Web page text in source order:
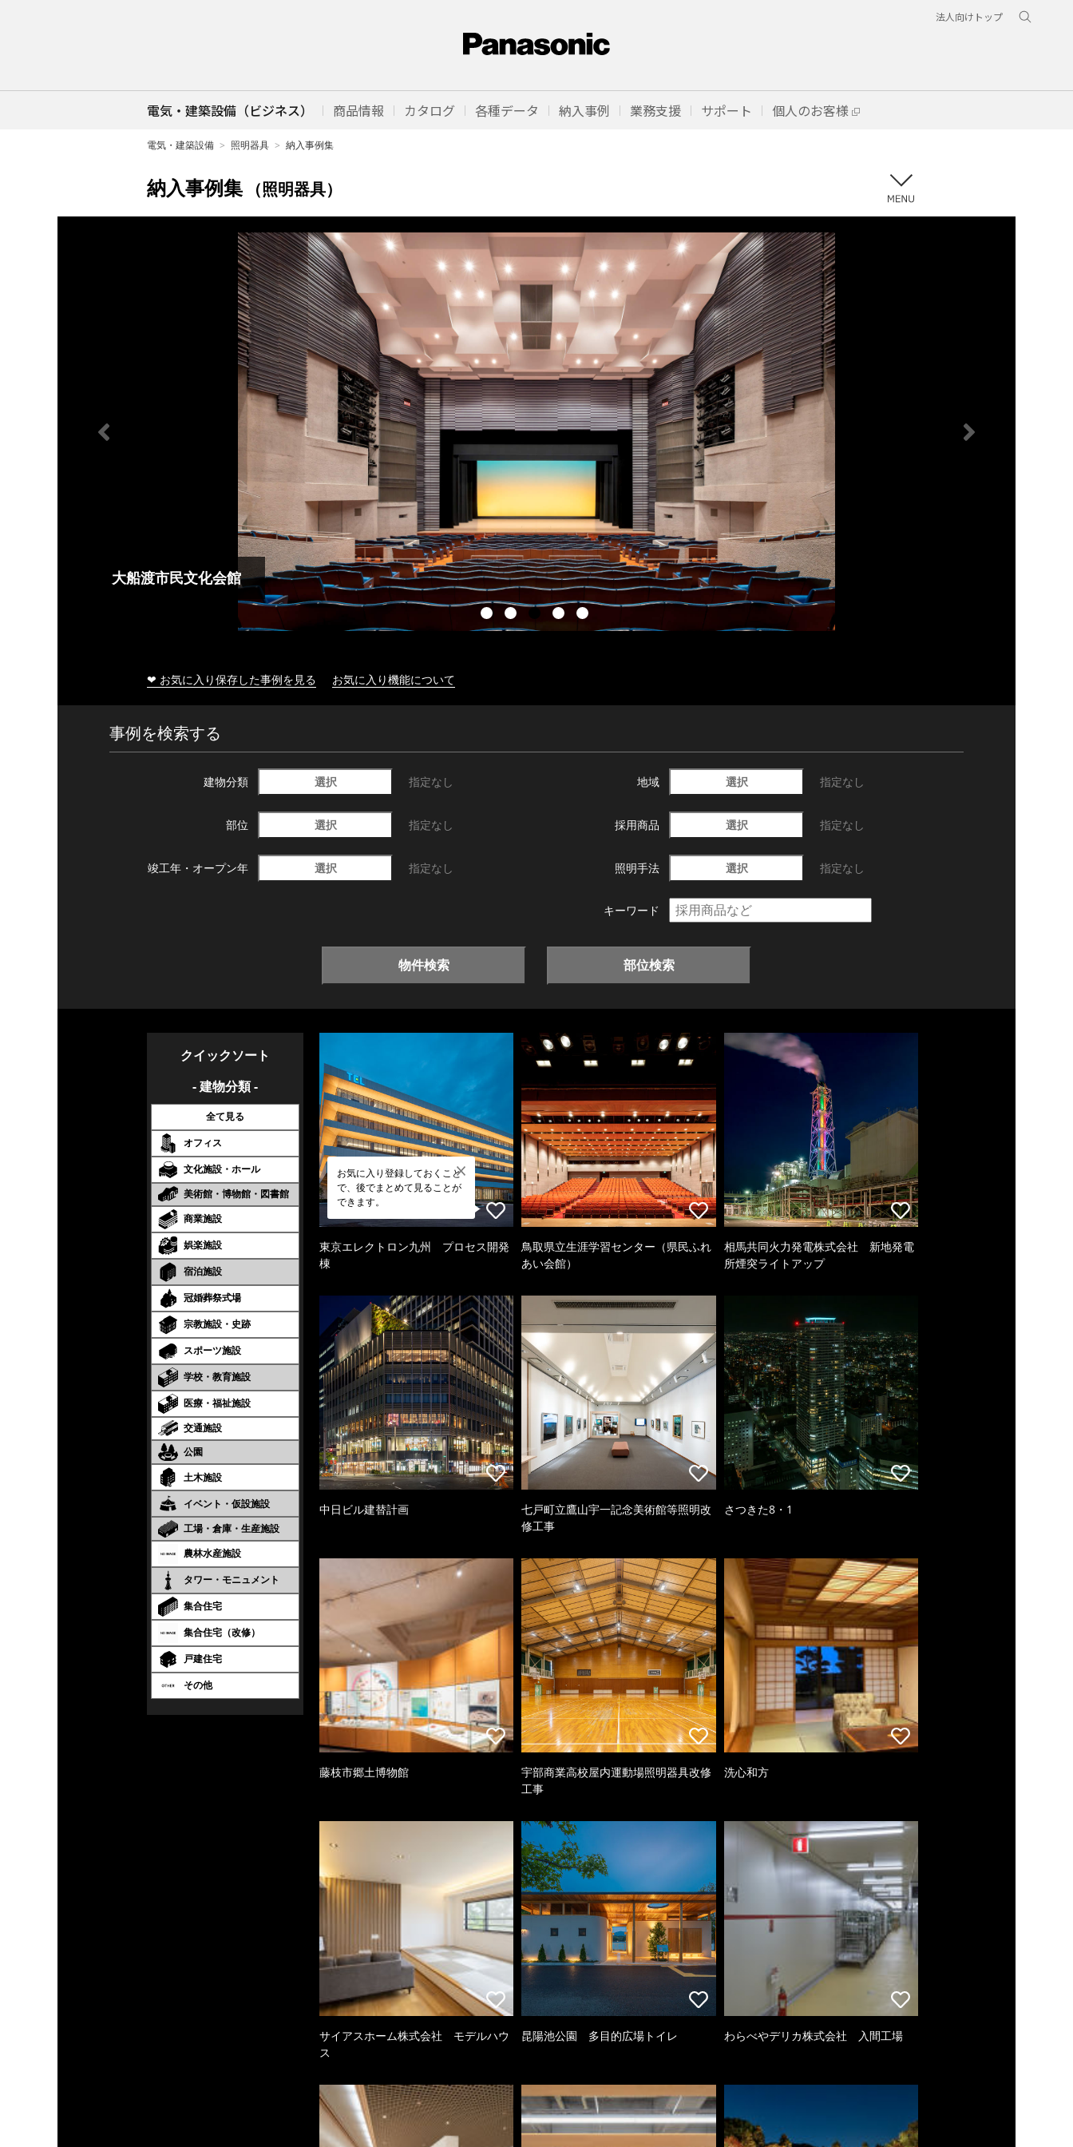
法人向けトップ
電気・建築設備（ビジネス） 商品情報 カタログ 各種データ 納入事例 業務支援 サポート 個人のお客様
電気・建築設備 照明器具 納入事例集
納入事例集 （照明器具）
大船渡市民文化会館
❤ お気に入り保存した事例を見る お気に入り機能について
事例を検索する
建物分類 選択 指定なし 地域 選択 指定なし
部位 選択 指定なし 採用商品 選択 指定なし
竣工年・ オープン年 選択 指定なし 照明手法 選択 指定なし
キーワード
物件検索 部位検索
クイックソート
- 建物分類 -
全て見る
オフィス
文化施設・ホール
美術館・博物館・図書館
商業施設
娯楽施設
宿泊施設
冠婚葬祭式場
宗教施設・史跡
スポーツ施設
学校・教育施設
医療・福祉施設
交通施設
公園
土木施設
イベント・仮設施設
工場・倉庫・生産施設
農林水産施設
タワー・モニュメント
集合住宅
集合住宅（改修）
戸建住宅
その他
お気に入り登録しておくこと
で、後でまとめて見ることが
できます。
東京エレクトロン九州 プロセス開発
棟
鳥取県立生涯学習センター（県民ふれ
あい会館）
相馬共同火力発電株式会社 新地発電
所煙突ライトアップ
中日ビル建替計画
七戸町立鷹山宇一記念美術館等照明改
修工事
さつきた8・1
藤枝市郷土博物館
宇部商業高校屋内運動場照明器具改修
工事
洗心和方
サイアスホーム株式会社 モデルハウ
ス
昆陽池公園 多目的広場トイレ わらべやデリカ株式会社 入間工場